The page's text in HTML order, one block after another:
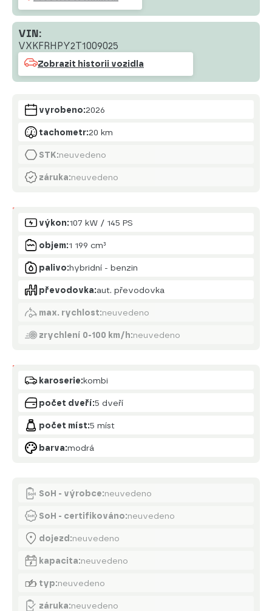
VIN:
VXKFRHPY2T1009025
Zobrazit historii vozidla
vyrobeno:2026
tachometr:20 km
STK:neuvedeno
záruka:neuvedeno
Motor
výkon:107 kW / 145 PS
objem:1 199 cm³
palivo:hybridní - benzin
převodovka:aut. převodovka
max. rychlost:neuvedeno
zrychlení 0-100 km/h:neuvedeno
Karoserie
karoserie:kombi
počet dveří:5 dveří
počet míst:5 míst
barva:modrá
SoH - výrobce:neuvedeno
SoH - certifikováno:neuvedeno
dojezd:neuvedeno
kapacita:neuvedeno
typ:neuvedeno
záruka:neuvedeno